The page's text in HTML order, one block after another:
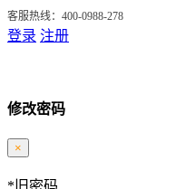
客服热线：400-0988-278
登录 注册
修改密码
×
* 旧密码